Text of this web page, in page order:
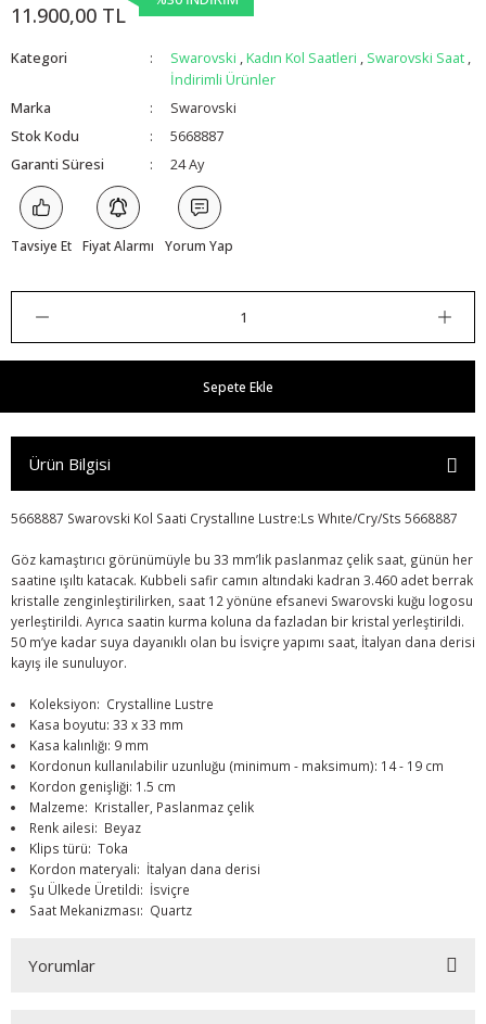
11.900,00 TL
Kategori Swarovski ,Kadın Kol Saatleri , Swarovski Saat ,
İndirimli Ürünler
Marka
Swarovski
Stok Kodu
5668887
Garanti Süresi
24 Ay
Tavsiye Et Fiyat Alarmı Yorum Yap
Sepete Ekle
Ürün Bilgisi
5668887 Swarovski Kol Saati Crystallıne Lustre:Ls Whıte/Cry/Sts 5668887
Göz kamaştırıcı görünümüyle bu 33 mm’lik paslanmaz çelik saat, günün her
saatine ışıltı katacak. Kubbeli safir camın altındaki kadran 3.460 adet berrak
kristalle zenginleştirilirken, saat 12 yönüne efsanevi Swarovski kuğu logosu
yerleştirildi. Ayrıca saatin kurma koluna da fazladan bir kristal yerleştirildi.
50 m’ye kadar suya dayanıklı olan bu İsviçre yapımı saat, İtalyan dana derisi
kayış ile sunuluyor.
Koleksiyon: Crystalline Lustre
Kasa boyutu: 33 x 33 mm
Kasa kalınlığı: 9 mm
Kordonun kullanılabilir uzunluğu (minimum - maksimum): 14 - 19 cm
Kordon genişliği: 1.5 cm
Malzeme: Kristaller, Paslanmaz çelik
Renk ailesi: Beyaz
Klips türü: Toka
Kordon materyali: İtalyan dana derisi
Şu Ülkede Üretildi: İsviçre
Saat Mekanizması: Quartz
Yorumlar